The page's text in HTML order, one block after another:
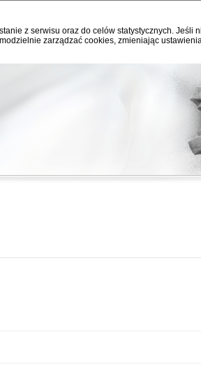
z serwisu oraz do celów statystycznych. Jeśli
zarządzać cookies, zmieniając